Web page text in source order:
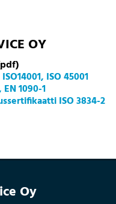
OY
ISO 45001
1090-1
ISO 3834-2
Oy